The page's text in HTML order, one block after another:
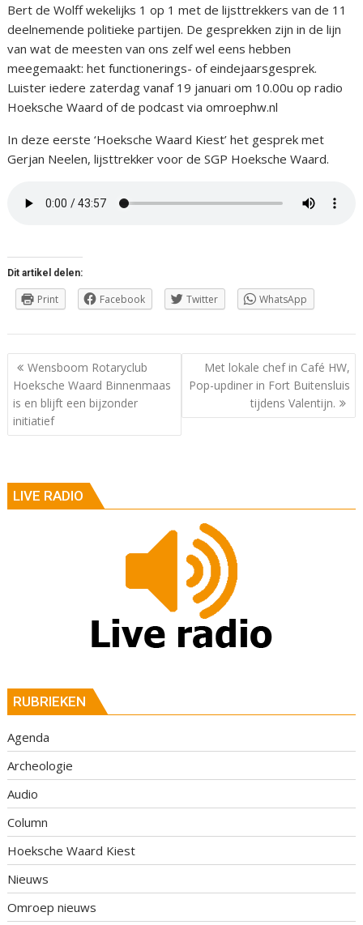
Bert de Wolff wekelijks 1 op 1 met de lijsttrekkers van de 11
deelnemende politieke partijen. De gesprekken zijn in de lijn
van wat de meesten van ons zelf wel eens hebben
meegemaakt: het functionerings- of eindejaarsgesprek.
Luister iedere zaterdag vanaf 19 januari om 10.00u op radio
Hoeksche Waard of de podcast via omroephw.nl
In deze eerste ‘Hoeksche Waard Kiest’ het gesprek met
Gerjan Neelen, lijsttrekker voor de SGP Hoeksche Waard.
Dit artikel delen:
Print Facebook Twitter WhatsApp
Berichtnavigatie
Wensboom Rotaryclub
Hoeksche Waard Binnenmaas
is en blijft een bijzonder
initiatief
Met lokale chef in Café HW,
Pop-updiner in Fort Buitensluis
tijdens Valentijn.
LIVE RADIO
RUBRIEKEN
Agenda
Archeologie
Audio
Column
Hoeksche Waard Kiest
Nieuws
Omroep nieuws